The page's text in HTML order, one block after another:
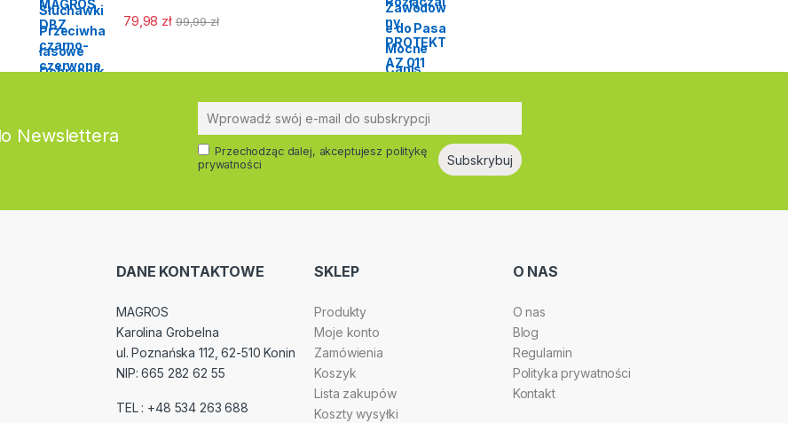
79,98 zł 99,99zł
Newslettera
Przechodząc dalej, akceptujesz politykę
prywatności
DANE KONTAKTOWE
MAGROS
Karolina Grobelna
ul. Poznańska 112, 62-510 Konin
NIP: 665 282 62 55
TEL : +48 534 263 688
SKLEP
Produkty
Moje konto
Zamówienia
Koszyk
Lista zakupów
Koszty wysyłki
O NAS
O nas
Blog
Regulamin
Polityka prywatności
Kontakt